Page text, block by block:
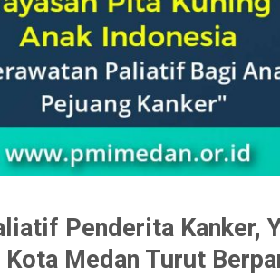
Penderita Kanker,
Kota Medan Turut